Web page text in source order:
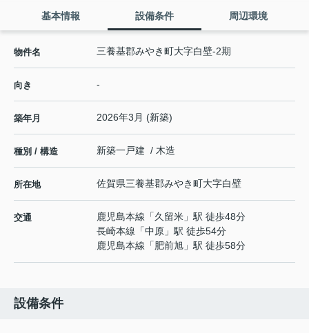
基本情報 設備条件 周辺環境
物件名 三養基郡みやき町大字白壁-2期
向き -
築年月 2026年3月 (新築)
種別 / 構造 新築一戸建 / 木造
所在地 佐賀県三養基郡みやき町大字白壁
交通 鹿児島本線 「久留米 」駅 徒歩48分
長崎本線 「中原 」駅 徒歩54分
鹿児島本線 「肥前旭 」駅 徒歩58分
設備条件